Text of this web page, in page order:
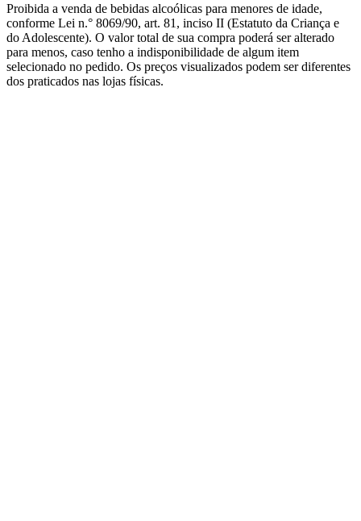
Proibida a venda de bebidas alcoólicas para menores de idade,
conforme Lei n.° 8069/90, art. 81, inciso II (Estatuto da Criança e
do Adolescente). O valor total de sua compra poderá ser alterado
para menos, caso tenho a indisponibilidade de algum item
selecionado no pedido. Os preços visualizados podem ser diferentes
dos praticados nas lojas físicas.